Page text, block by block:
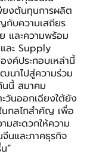
ยงต้นทุนการผลิต
กับความเสถียร
และความพร้อม
ละ Supply
งค์ประกอบเหล่านี้
นาไปสู่ความร่วม
นนี้ สมาคม
วันออกเฉียงใต้ยัง
นกลไกสำคัญ เพื่อ
มสะดวกให้ความ
นและภาคธุรกิจ
”